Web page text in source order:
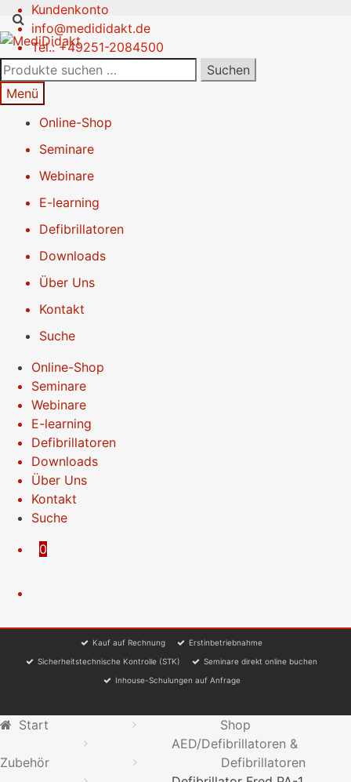
Kundenkonto
info@medididakt.de
Tel.: +49251-2084500
Zur
Navigation
springen
Springe
zum
Inhalt
Suchen
nach:
Suchen
Menü
Online-Shop
Seminare
Webinare
E-learning
Defibrillatoren
Downloads
Über Uns
Kontakt
Suche
Online-Shop
Seminare
Webinare
E-learning
Defibrillatoren
Downloads
Über Uns
Kontakt
Suche
0
Kauf auf Rechnung
Erstinbetriebnahme
Sicherheitstechnische Kontrolle (STK)
Seminare direkt online buchen
Inhouse-Schulungen auf Anfrage
Start
Shop
AED/Defibrillatoren &
Zubehör
Defibrillatoren